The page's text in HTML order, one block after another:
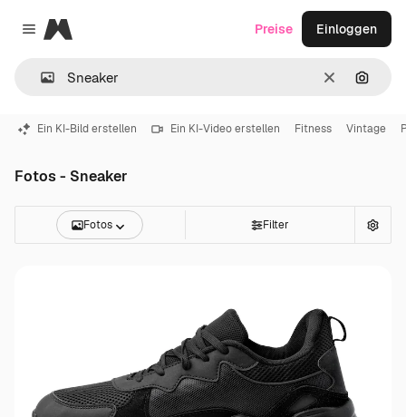
Close menu
Magnific
LöschenNach
Preise Einloggen
Ein KI-Bild erstellen Ein KI-Video erstellen Fitness Vintage
Fotos - Sneaker
Fotos Filter